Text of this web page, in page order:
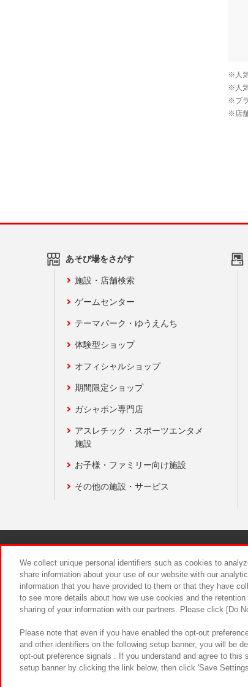
あそび場をさがす
施設・店舗検索
ゲームセンター
テーマパーク・ゆうえんち
体験型ショップ
オフィシャルショップ
期間限定ショップ
ガシャポン専門店
アスレチック・スポーツエンタメ
施設
お子様・ファミリー向け施設
その他の施設・サービス
食
We collect unique personal identifiers such as cookies to
share information about your use of our website with our
information that you have provided to them or that they have
to see more details about how we use cookies and the
sharing of your information with our partners. Please click [Do
Please note that even if you have enabled the opt-out
and other identifiers on the following setup banner, you will be
opt-out preference signals . If you understand and agree to
setup banner by clicking the link below, then click 'Save